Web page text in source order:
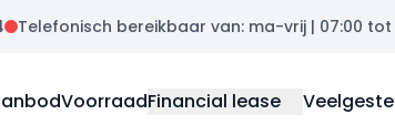
Telefonisch bereikbaar van: ma-vrij | 07:00 tot
VoorraadFinancial lease